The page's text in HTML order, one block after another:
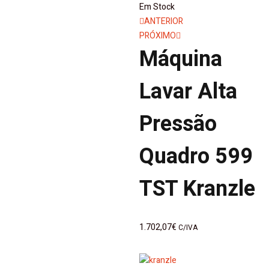
Em Stock
Navegação
de
artigos
ANTERIOR
PRÓXIMO
Máquina
Lavar Alta
Pressão
Quadro 599
TST Kranzle
1.702,07€ C/IVA